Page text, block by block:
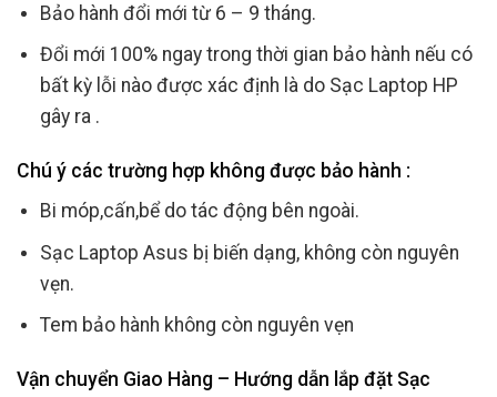
Bảo hành đổi mới từ 6 – 9 tháng.
Đổi mới 100% ngay trong thời gian bảo hành nếu có
bất kỳ lỗi nào được xác định là do Sạc Laptop HP
gây ra .
Chú ý các trường hợp không được bảo hành :
Bi móp,cấn,bể do tác động bên ngoài.
Sạc Laptop Asus bị biến dạng, không còn nguyên
vẹn.
Tem bảo hành không còn nguyên vẹn
Vận chuyển Giao Hàng – Hướng dẫn lắp đặt Sạc